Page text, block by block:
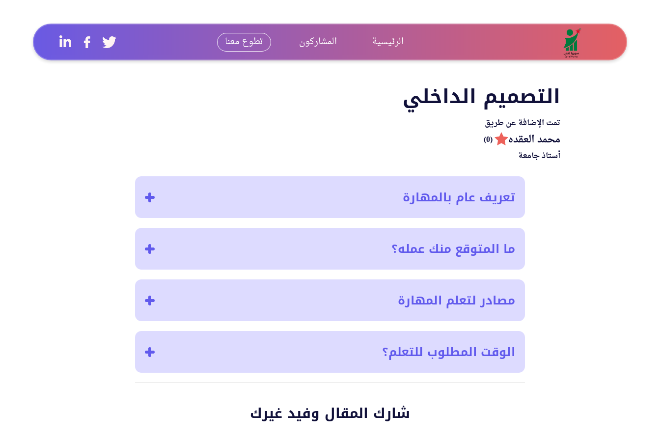
الرئيسية المشاركون تطوع معنا
التصميم الداخلي
تمت الإضافة عن طريق
محمد العقده
(0)
أستاذ جامعة
تعريف عام بالمهارة
ما المتوقع منك عمله؟
مصادر لتعلم المهارة
الوقت المطلوب للتعلم؟
شارك المقال وفيد غيرك